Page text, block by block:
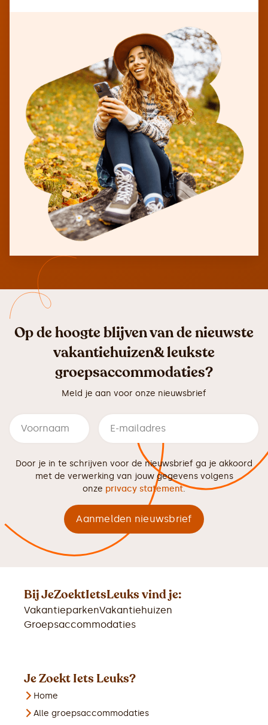
Op de hoogte blijven van de nieuwste
vakantiehuizen& leukste
groepsaccommodaties?
Meld je aan voor onze nieuwsbrief
Door je in te schrijven voor de nieuwsbrief ga je akkoord
met de verwerking van jouw gegevens volgens
onze privacy statement.
Bij JeZoektIetsLeuks vind je:
VakantieparkenVakantiehuizen
Groepsaccommodaties
Je Zoekt Iets Leuks?
Home
Alle groepsaccommodaties